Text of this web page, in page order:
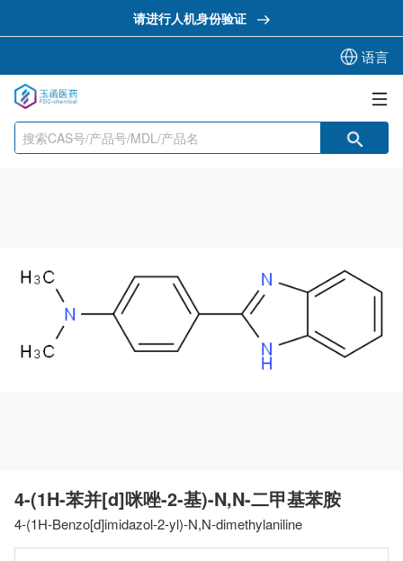
请进行人机身份验证
语言
4-(1H-苯并[d]咪唑-2-基)-N,N-二甲基苯胺
4-(1H-Benzo[d]imidazol-2-yl)-N,N-dimethylaniline